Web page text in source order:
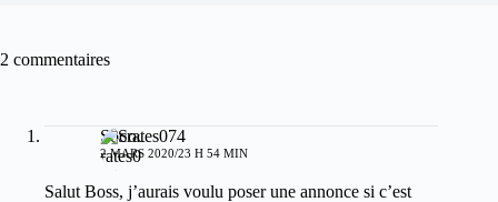
2 commentaires
Socrates074
2 MARS 2020/23 H 54 MIN
Salut Boss, j’aurais voulu poser une annonce si c’est